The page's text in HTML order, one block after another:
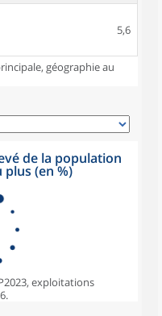
5,6
géographie au
de la population
plus (en %)
exploitations